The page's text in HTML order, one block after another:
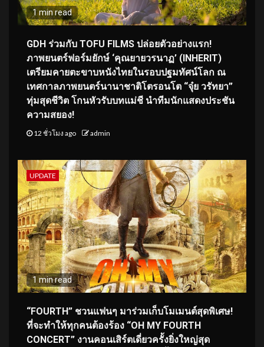
1 min read
GDH ร่วมกับ TOFU FILMS ปล่อยตัวอย่างแรก!
ภาพยนตร์ฟอร์มยักษ์ ‘คุณยายวรนาฏ’ (INHERIT)
เตรียมคายตะขาบหนังไทยในรอบปฐมทัศน์โลก ณ
เทศกาลภาพยนตร์นานาชาติโตรอนโต “จุ๋ย วรัทยา”
ทุ่มสุดชีวิต โกนหัวรับบทแม่ชี นำทีมนักแสดงประชัน
ความสยอง!
12 ชั่วโมง ago admin
UPDATE
1 min read
“FOURTH” ชวนแฟนๆ มาร่วมเก็บโมเมนต์สุดพิเศษ!
ที่จะทำให้ทุกคนต้องร้อง “OH MY FOURTH
CONCERT” งานคอนเสิร์ตเดี่ยวครั้งยิ่งใหญ่สุด